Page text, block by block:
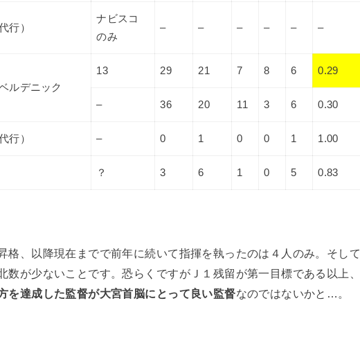
行）
ナビスコ
のみ
– – – – – –
ルデニック
13 29 21 7 8 6 0.29
– 36 20 11 3 6 0.30
行） – 0 1 0 0 1 1.00
？ 3 6 1 0 5 0.83
格、以降現在までで前年に続いて指揮を執ったのは４人のみ。そして
数が少ないことです。恐らくですがＪ１残留が第一目標である以上、
を達成した監督が大宮首脳にとって良い監督なのではないかと…。